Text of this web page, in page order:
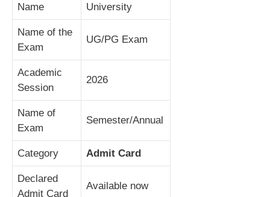
Name
University
Name of the
Exam
UG/PG Exam
Academic
Session
2026
Name of
Exam
Semester/Annual
Category Admit Card
Declared
Admit Card
Available now